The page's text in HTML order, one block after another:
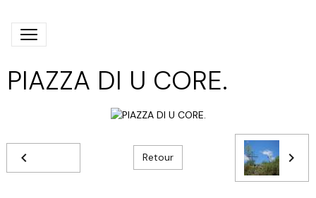
PIAZZA DI U CORE.
Retour